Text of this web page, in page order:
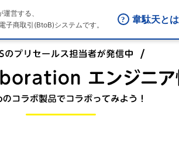
営する、
子商取引(BtoB)システムです。
韋駄天とは